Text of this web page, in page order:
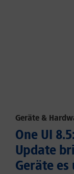
Geräte &
One UI
Update
Geräte